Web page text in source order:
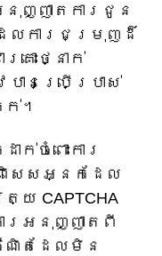
ញ្ញាតការជូន
ែលការជម្រុញដ៏
រោះថ្នាក់
ានប្រើប្រាស់
។
ចំពោះការ
េសអ្នកដែល
CAPTCHA
រអនុញ្ញាតពី
តដែលមិន